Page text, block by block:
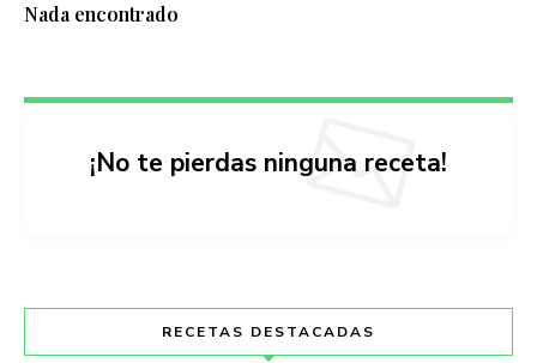
Nada encontrado
¡No te pierdas ninguna receta!
RECETAS DESTACADAS